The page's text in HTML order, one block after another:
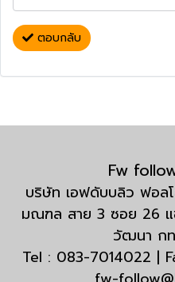
ตอบกลับ
Fw
บริษัท เอฟดับบลิว ฟอล
มณฑล สาย 3 ซอย 26 แ
วัฒนา ก
Tel : 083-7014022 |